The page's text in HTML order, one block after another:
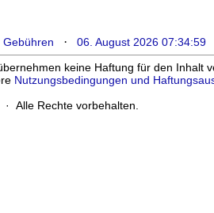
Gebühren · 06. August 2026 07:34:59
keine Haftung für den Inhalt
Nutzungsbedingungen und
Alle Rechte vorbehalten.